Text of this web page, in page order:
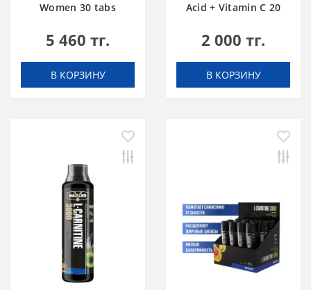
Women 30 tabs
5 460 тг.
В КОРЗИНУ
Acid + Vitamin C 20
2 000 тг.
В КОРЗИНУ